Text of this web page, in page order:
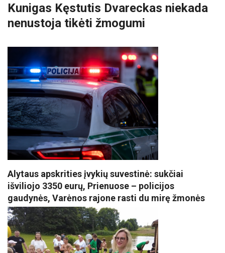
Kunigas Kęstutis Dvareckas niekada
nenustoja tikėti žmogumi
Alytaus apskrities įvykių suvestinė: sukčiai
išviliojo 3350 eurų, Prienuose – policijos
gaudynės, Varėnos rajone rasti du mirę žmonės